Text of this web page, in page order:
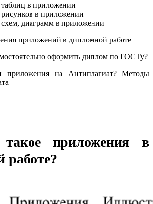
в приложении
в приложении
диаграмм в приложении
приложений в дипломной работе
оформить диплом по ГОСТу?
приложения на Антиплагиат? Методы
приложения в
работе?